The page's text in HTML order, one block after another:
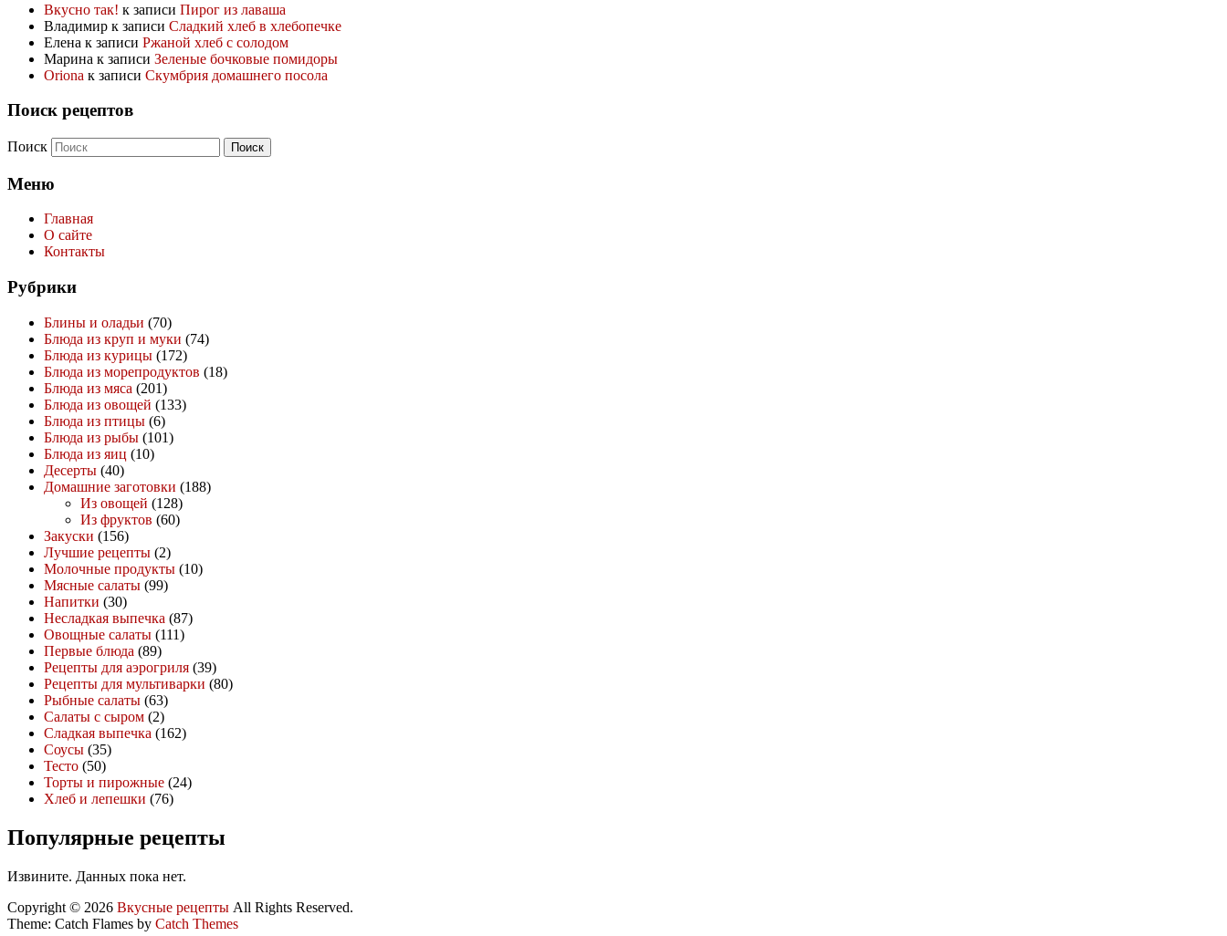
Вкусно так! к записи Пирог из лаваша
Владимир к записи Сладкий хлеб в хлебопечке
Елена к записи Ржаной хлеб с солодом
Марина к записи Зеленые бочковые помидоры
Oriona к записи Скумбрия домашнего посола
Поиск рецептов
Поиск
Меню
Главная
О сайте
Контакты
Рубрики
Блины и оладьи (70)
Блюда из круп и муки (74)
Блюда из курицы (172)
Блюда из морепродуктов (18)
Блюда из мяса (201)
Блюда из овощей (133)
Блюда из птицы (6)
Блюда из рыбы (101)
Блюда из яиц (10)
Десерты (40)
Домашние заготовки (188)
Из овощей (128)
Из фруктов (60)
Закуски (156)
Лучшие рецепты (2)
Молочные продукты (10)
Мясные салаты (99)
Напитки (30)
Несладкая выпечка (87)
Овощные салаты (111)
Первые блюда (89)
Рецепты для аэрогриля (39)
Рецепты для мультиварки (80)
Рыбные салаты (63)
Салаты с сыром (2)
Сладкая выпечка (162)
Соусы (35)
Тесто (50)
Торты и пирожные (24)
Хлеб и лепешки (76)
Популярные рецепты
Извините. Данных пока нет.
Copyright © 2026 Вкусные рецепты All Rights Reserved.
Theme: Catch Flames by Catch Themes